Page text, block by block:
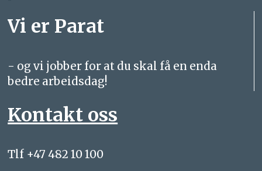
Vi er Parat
- og vi jobber for at du skal få en enda
bedre arbeidsdag!
Kontakt oss
Tlf +47 482 10 100